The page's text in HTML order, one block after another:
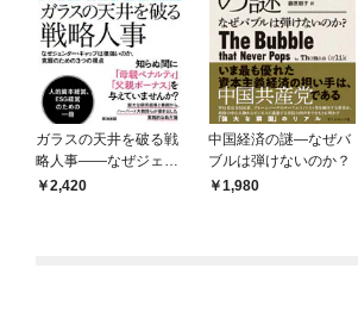
ガラスの天井を破る戦
略人事――なぜジェン
ダー・ギャップは根強
2,420
中国経済の謎―なぜバ
ブルは弾けないのか？
1,980